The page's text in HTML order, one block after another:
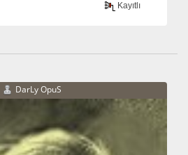
Kayıtlı
DarLy OpuS